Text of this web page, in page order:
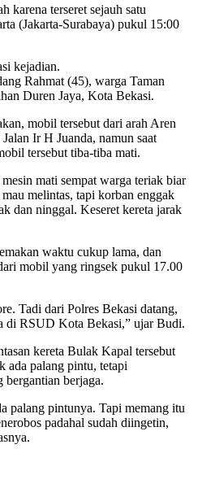
karena terseret sejauh satu
(Jakarta-Surabaya) pukul 15:00
kejadian.
Rahmat (45), warga Taman
Duren Jaya, Kota Bekasi.
mobil tersebut dari arah Aren
Ir H Juanda, namun saat
tersebut tiba-tiba mati.
mati sempat warga teriak biar
melintas, tapi korban enggak
dan ninggal. Keseret kereta jarak
waktu cukup lama, dan
mobil yang ringsek pukul 17.00
Tadi dari Polres Bekasi datang,
di RSUD Kota Bekasi,” ujar Budi.
kereta Bulak Kapal tersebut
ada palang pintu, tetapi
bergantian berjaga.
palang pintunya. Tapi memang itu
padahal sudah diingetin,